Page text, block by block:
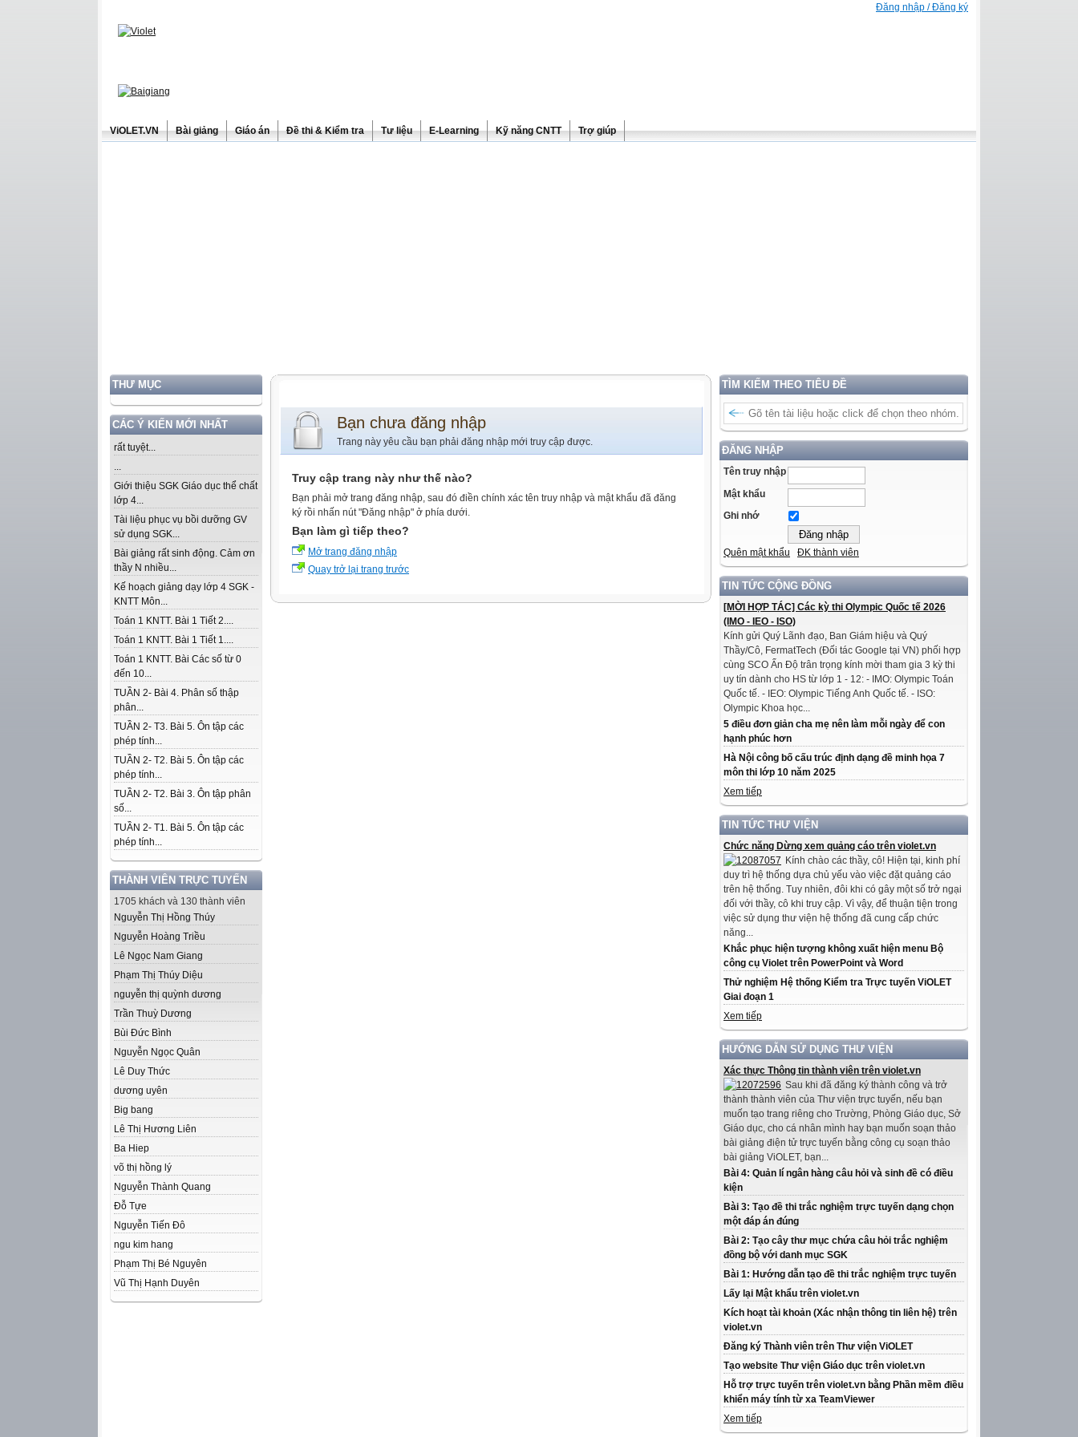
Đăng nhập / Đăng ký
ViOLET.VN Bài giảng Giáo án Đề thi & Kiểm tra Tư liệu E-Learning Kỹ năng CNTT Trợ giúp
THƯ MỤC
CÁC Ý KIẾN MỚI NHẤT
rất tuyệt...
...
Giới thiệu SGK Giáo dục thể chất
lớp 4...
Tài liệu phục vụ bồi dưỡng GV
sử dụng SGK...
Bài giảng rất sinh động. Cảm ơn
thầy N nhiều...
Kế hoạch giảng dạy lớp 4 SGK -
KNTT Môn...
Toán 1 KNTT. Bài 1 Tiết 2....
Toán 1 KNTT. Bài 1 Tiết 1....
Toán 1 KNTT. Bài Các số từ 0
đến 10...
TUẦN 2- Bài 4. Phân số thập
phân...
TUẦN 2- T3. Bài 5. Ôn tập các
phép tính...
TUẦN 2- T2. Bài 5. Ôn tập các
phép tính...
TUẦN 2- T2. Bài 3. Ôn tập phân
số...
TUẦN 2- T1. Bài 5. Ôn tập các
phép tính...
THÀNH VIÊN TRỰC TUYẾN
1705 khách và 130 thành viên
Nguyễn Thị Hồng Thúy
Nguyễn Hoàng Triều
Lê Ngọc Nam Giang
Phạm Thị Thúy Diệu
nguyễn thị quỳnh dương
Trần Thuỳ Dương
Bùi Đức Bình
Nguyễn Ngọc Quân
Lê Duy Thức
dương uyên
Big bang
Lê Thị Hương Liên
Ba Hiep
võ thị hồng lý
Nguyễn Thành Quang
Đỗ Tựe
Nguyễn Tiến Đô
ngu kim hang
Phạm Thị Bé Nguyên
Vũ Thị Hạnh Duyên
TÌM KIẾM THEO TIÊU ĐỀ
ĐĂNG NHẬP
Tên truy nhập
Mật khẩu
Ghi nhớ
Quên mật khẩu ĐK thành viên
TIN TỨC CỘNG ĐỒNG
[MỜI HỢP TÁC] Các kỳ thi Olympic Quốc tế 2026
(IMO - IEO - ISO)
Kính gửi Quý Lãnh đạo, Ban Giám hiệu và Quý
Thầy/Cô, FermatTech (Đối tác Google tại VN) phối hợp
cùng SCO Ấn Độ trân trọng kính mời tham gia 3 kỳ thi
uy tín dành cho HS từ lớp 1 - 12: - IMO: Olympic Toán
Quốc tế. - IEO: Olympic Tiếng Anh Quốc tế. - ISO:
Olympic Khoa học...
5 điều đơn giản cha mẹ nên làm mỗi ngày để con
hạnh phúc hơn
Hà Nội công bố cấu trúc định dạng đề minh họa 7
môn thi lớp 10 năm 2025
Xem tiếp
TIN TỨC THƯ VIỆN
Chức năng Dừng xem quảng cáo trên violet.vn
Kính chào các thầy, cô! Hiện tại, kinh phí
duy trì hệ thống dựa chủ yếu vào việc đặt quảng cáo
trên hệ thống. Tuy nhiên, đôi khi có gây một số trở ngại
đối với thầy, cô khi truy cập. Vì vậy, để thuận tiện trong
việc sử dụng thư viện hệ thống đã cung cấp chức
năng...
Khắc phục hiện tượng không xuất hiện menu Bộ
công cụ Violet trên PowerPoint và Word
Thử nghiệm Hệ thống Kiểm tra Trực tuyến ViOLET
Giai đoạn 1
Xem tiếp
HƯỚNG DẪN SỬ DỤNG THƯ VIỆN
Xác thực Thông tin thành viên trên violet.vn
Sau khi đã đăng ký thành công và trở
thành thành viên của Thư viện trực tuyến, nếu bạn
muốn tạo trang riêng cho Trường, Phòng Giáo dục, Sở
Giáo dục, cho cá nhân mình hay bạn muốn soạn thảo
bài giảng điện tử trực tuyến bằng công cụ soạn thảo
bài giảng ViOLET, bạn...
Bài 4: Quản lí ngân hàng câu hỏi và sinh đề có điều
kiện
Bài 3: Tạo đề thi trắc nghiệm trực tuyến dạng chọn
một đáp án đúng
Bài 2: Tạo cây thư mục chứa câu hỏi trắc nghiệm
đồng bộ với danh mục SGK
Bài 1: Hướng dẫn tạo đề thi trắc nghiệm trực tuyến
Lấy lại Mật khẩu trên violet.vn
Kích hoạt tài khoản (Xác nhận thông tin liên hệ) trên
violet.vn
Đăng ký Thành viên trên Thư viện ViOLET
Tạo website Thư viện Giáo dục trên violet.vn
Hỗ trợ trực tuyến trên violet.vn bằng Phần mềm điều
khiển máy tính từ xa TeamViewer
Xem tiếp
Bạn chưa đăng nhập
Trang này yêu cầu bạn phải đăng nhập mới truy cập được.
Truy cập trang này như thế nào?
Bạn phải mở trang đăng nhập, sau đó điền chính xác tên truy nhập và mật khẩu đã đăng
ký rồi nhấn nút "Đăng nhập" ở phía dưới.
Bạn làm gì tiếp theo?
Mở trang đăng nhập
Quay trở lại trang trước